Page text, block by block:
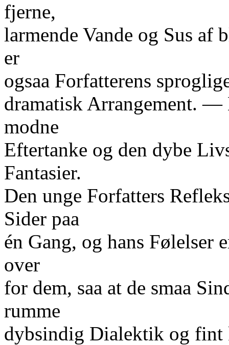
fjerne,
larmende Vande og Sus
er
ogsaa Forfatterens
dramatisk Arrangement.
modne
Eftertanke og den dybe
Fantasier.
Den unge Forfatters
Sider paa
én Gang, og hans Følelser
over
for dem, saa at de smaa
rumme
dybsindig Dialektik og fint